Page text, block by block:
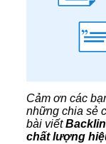
Cảm ơn các
những chia sẻ
bài viết
chất lượng